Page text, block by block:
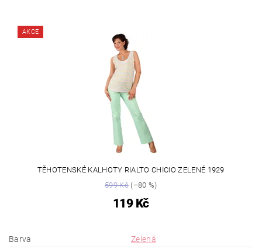
AKCE
TĚHOTENSKÉ KALHOTY RIALTO CHICIO ZELENÉ 1929
599 Kč(–80 %)
119 Kč
Barva
Zelená